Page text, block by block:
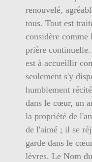
renouvelé,
tous. Tout est
considère
prière
est à accueillir
seulement s'y
humblement
dans le cœur, un
la propriété de
de l'aimé ; il se
garde dans le
lèvres. Le Nom